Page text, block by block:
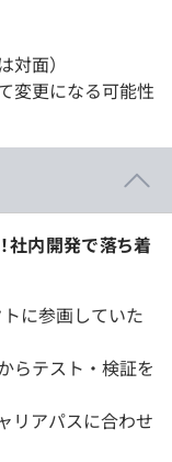
面）
変更になる可能性
社内開発で落ち着
に参画していた
らテスト・検証を
リアパスに合わせ